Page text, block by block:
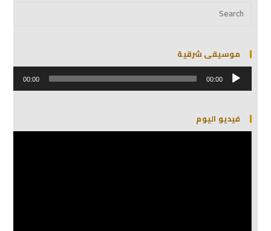
موسيقى شرقية
مشغل
الصوت 00:00
00:00
فيديو اليوم
مشغل